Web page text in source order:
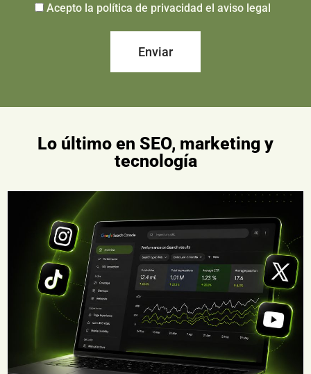
Acepto la política de privacidad el aviso legal
Enviar
Lo último en SEO, marketing y
tecnología